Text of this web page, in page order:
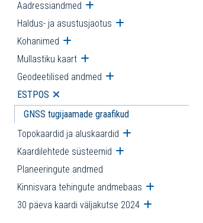
Aadressiandmed Ava alammenüü
Haldus- ja asustusjaotus Ava alammenüü
Kohanimed Ava alammenüü
Mullastiku kaart Ava alammenüü
Geodeetilised andmed Ava alammenüü
ESTPOS Ava alammenüü
GNSS tugijaamade graafikud
Topokaardid ja aluskaardid Ava alammenüü
Kaardilehtede süsteemid Ava alammenüü
Planeeringute andmed
Kinnisvara tehingute andmebaas Ava
30 päeva kaardi väljakutse 2024 Ava